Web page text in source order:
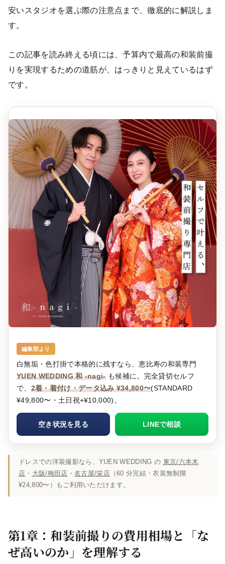
安いスタジオを選ぶ際の注意点まで、徹底的に解説しま
す。
この記事を読み終える頃には、予算内で最高の和装前撮
りを実現するための道筋が、はっきりと見えているはず
です。
編集部より
白無垢・色打掛で本格的に残すなら、恵比寿の和装専門
YUEN WEDDING 和 -nagi-も候補に。完全貸切セルフ
で、 2着・着付け・データ込み ¥34,800〜(STANDARD
¥49,800〜・土日祝+¥10,000)。
空き状況を見る LINEで相談
ドレスでの洋装撮影なら、YUEN WEDDING の 東京/六本木
店 ・ 大阪/梅田店 ・ 名古屋/栄店（60 分完結・衣装無制限
¥24,800〜）もご利用いただけます。
第1章：和装前撮りの費用相場と「な
ぜ高いのか」を理解する